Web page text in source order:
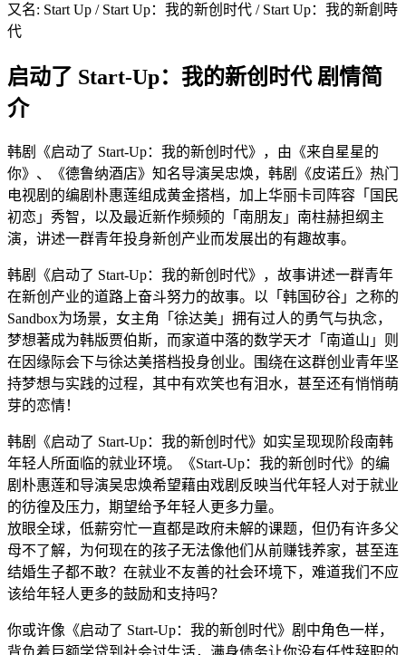
又名: Start Up / Start Up：我的新创时代 / Start Up：我的新創時
代
启动了 Start-Up：我的新创时代 剧情简
介
韩剧《启动了 Start-Up：我的新创时代》，由《来自星星的
你》、《德鲁纳酒店》知名导演吴忠焕，韩剧《皮诺丘》热门
电视剧的编剧朴惠莲组成黄金搭档，加上华丽卡司阵容「国民
初恋」秀智，以及最近新作频频的「南朋友」南柱赫担纲主
演，讲述一群青年投身新创产业而发展出的有趣故事。
韩剧《启动了 Start-Up：我的新创时代》，故事讲述一群青年
在新创产业的道路上奋斗努力的故事。以「韩国矽谷」之称的
Sandbox为场景，女主角「徐达美」拥有过人的勇气与执念，
梦想著成为韩版贾伯斯，而家道中落的数学天才「南道山」则
在因缘际会下与徐达美搭档投身创业。围绕在这群创业青年坚
持梦想与实践的过程，其中有欢笑也有泪水，甚至还有悄悄萌
芽的恋情！
韩剧《启动了 Start-Up：我的新创时代》如实呈现现阶段南韩
年轻人所面临的就业环境。《Start-Up：我的新创时代》的编
剧朴惠莲和导演吴忠焕希望藉由戏剧反映当代年轻人对于就业
的彷徨及压力，期望给予年轻人更多力量。
放眼全球，低薪穷忙一直都是政府未解的课题，但仍有许多父
母不了解，为何现在的孩子无法像他们从前赚钱养家，甚至连
结婚生子都不敢？在就业不友善的社会环境下，难道我们不应
该给年轻人更多的鼓励和支持吗？
你或许像《启动了 Start-Up：我的新创时代》剧中角色一样，